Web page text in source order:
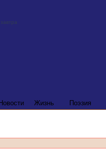
Новости Жизнь Поэзия